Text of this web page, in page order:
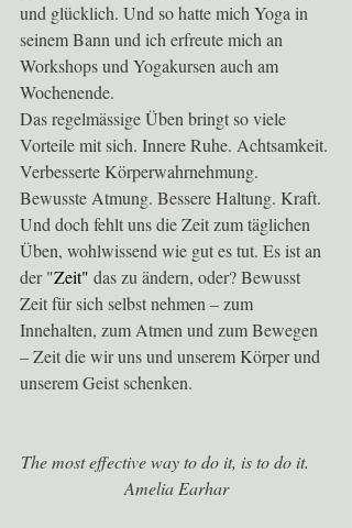
und glücklich. Und so hatte mich Yoga in
seinem Bann und ich erfreute mich an
Workshops und Yogakursen auch am
Wochenende.
Das regelmässige Üben bringt so viele
Vorteile mit sich. Innere Ruhe. Achtsamkeit.
Verbesserte Körperwahrnehmung.
Bewusste Atmung. Bessere Haltung. Kraft.
Und doch fehlt uns die Zeit zum täglichen
Üben, wohlwissend wie gut es tut. Es ist an
der "Zeit" das zu ändern, oder? Bewusst
Zeit für sich selbst nehmen – zum
Innehalten, zum Atmen und zum Bewegen
– Zeit die wir uns und unserem Körper und
unserem Geist schenken.
The most effective way to do it, is to do it.
Amelia Earhar